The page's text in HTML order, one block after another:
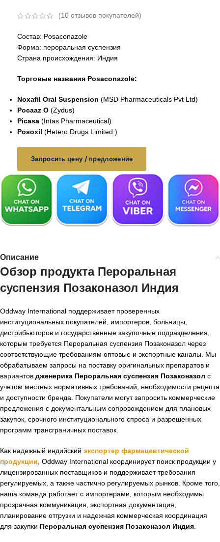
(10 отзывов покупателей)
Состав: Posaconazole
Форма: пероральная суспензия
Страна происхождения: Индия
Торговые названия Posaconazole:
Noxafil Oral Suspension (MSD Pharmaceuticals Pvt Ltd)
Pocaaz O (Zydus)
Picasa (Intas Pharmaceutical)
Posoxil (Hetero Drugs Limited )
Запросить цену / предложение
Описание
Обзор продукта Пероральная
суспензия Позаконазол Индия
Oddway International поддерживает проверенных
институциональных покупателей, импортеров, больницы,
дистрибьюторов и государственные закупочные подразделения,
которым требуется Пероральная суспензия Позаконазол через
соответствующие требованиям оптовые и экспортные каналы. Мы
обрабатываем запросы на поставку оригинальных препаратов и
вариантов дженерика Пероральная суспензия Позаконазол с
учетом местных нормативных требований, необходимости рецепта
и доступности бренда. Покупатели могут запросить коммерческие
предложения с документальным сопровождением для плановых
закупок, срочного институционального спроса и разрешенных
программ трансграничных поставок.
Как надежный индийский экспортер фармацевтической
продукции , Oddway International координирует поиск продукции у
лицензированных поставщиков и поддерживает требования
регулируемых, а также частично регулируемых рынков. Кроме того,
наша команда работает с импортерами, которым необходимы
прозрачная коммуникация, экспортная документация,
планирование отгрузки и надежная коммерческая координация
для закупки Пероральная суспензия Позаконазол Индия